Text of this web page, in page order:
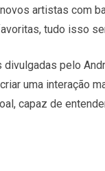
artistas com
tudo isso
divulgadas pelo
uma interação
capaz de